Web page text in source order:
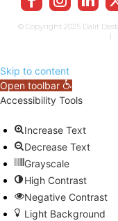
© Copyright 2025 Dalit
Skip to content
Open toolbar
Accessibility Tools
Increase Text
Decrease Text
Grayscale
High Contrast
Negative Contrast
Light Background